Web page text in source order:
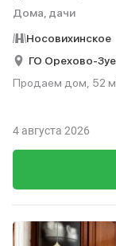
Дома, дачи
Носовихинское
ГО Орехово-
Продаем дом, 52
4 августа 2026